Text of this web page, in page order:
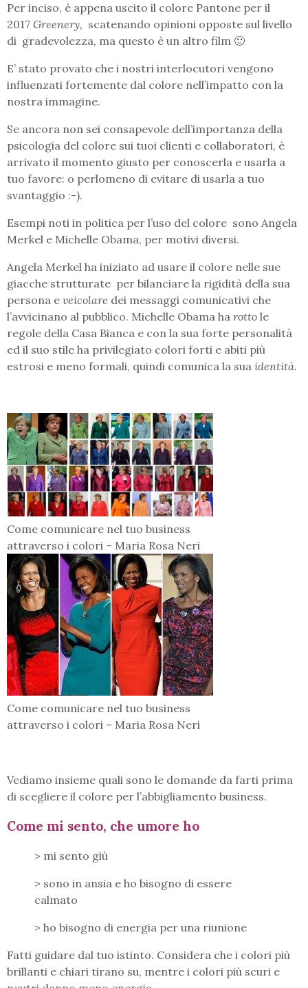
Per inciso, è appena uscito il colore Pantone per il
2017 Greenery, scatenando opinioni opposte sul livello
di gradevolezza, ma questo è un altro film 🙂
E’ stato provato che i nostri interlocutori vengono
influenzati fortemente dal colore nell’impatto con la
nostra immagine.
Se ancora non sei consapevole dell’importanza della
psicologia del colore sui tuoi clienti e collaboratori, è
arrivato il momento giusto per conoscerla e usarla a
tuo favore: o perlomeno di evitare di usarla a tuo
svantaggio :-).
Esempi noti in politica per l’uso del colore sono Angela
Merkel e Michelle Obama, per motivi diversi.
Angela Merkel ha iniziato ad usare il colore nelle sue
giacche strutturate per bilanciare la rigidità della sua
persona e veicolare dei messaggi comunicativi che
l’avvicinano al pubblico. Michelle Obama ha rotto le
regole della Casa Bianca e con la sua forte personalità
ed il suo stile ha privilegiato colori forti e abiti più
estrosi e meno formali, quindi comunica la sua identità.
Come comunicare nel tuo business
attraverso i colori – Maria Rosa Neri
Come comunicare nel tuo business
attraverso i colori – Maria Rosa Neri
Vediamo insieme quali sono le domande da farti prima
di scegliere il colore per l’abbigliamento business.
Come mi sento, che umore ho
> mi sento giù
> sono in ansia e ho bisogno di essere
calmato
> ho bisogno di energia per una riunione
Fatti guidare dal tuo istinto. Considera che i colori più
brillanti e chiari tirano su, mentre i colori più scuri e